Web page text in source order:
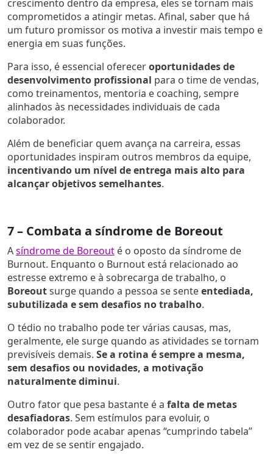
crescimento dentro da empresa, eles se tornam mais
comprometidos a atingir metas. Afinal, saber que há
um futuro promissor os motiva a investir mais tempo e
energia em suas funções.
Para isso, é essencial ofereceroportunidades de
desenvolvimento profissional para o time de vendas,
como treinamentos, mentoria e coaching, sempre
alinhados às necessidades individuais de cada
colaborador.
Além de beneficiar quem avança na carreira, essas
oportunidades inspiram outros membros da equipe,
incentivando um nível de entrega mais alto para
alcançar objetivos semelhantes.
7 – Combata a síndrome de Boreout
Asíndrome de Boreout é o oposto da síndrome de
Burnout. Enquanto o Burnout está relacionado ao
estresse extremo e à sobrecarga de trabalho, o
Boreoutsurge quando a pessoa se senteentediada,
subutilizada e sem desafios no trabalho.
O tédio no trabalho pode ter várias causas, mas,
geralmente, ele surge quando as atividades se tornam
previsíveis demais. Se a rotina é sempre a mesma,
sem desafios ou novidades, a motivação
naturalmente diminui.
Outro fator que pesa bastante é a falta de metas
desafiadoras. Sem estímulos para evoluir, o
colaborador pode acabar apenas “cumprindo tabela”
em vez de se sentir engajado.